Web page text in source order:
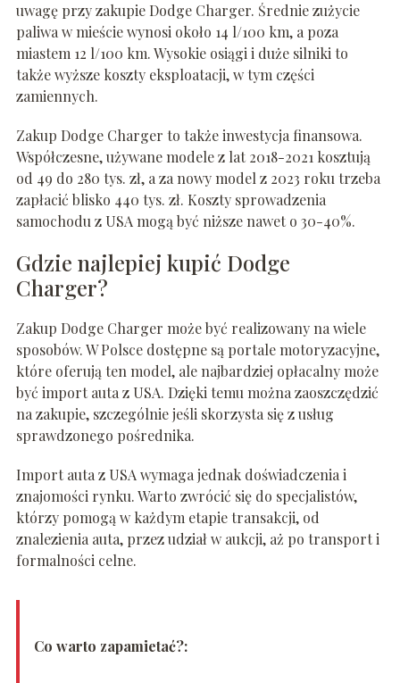
uwagę przy zakupie Dodge Charger. Średnie zużycie
paliwa w mieście wynosi około 14 l/100 km, a poza
miastem 12 l/100 km. Wysokie osiągi i duże silniki to
także wyższe koszty eksploatacji, w tym części
zamiennych.
Zakup Dodge Charger to także inwestycja finansowa.
Współczesne, używane modele z lat 2018-2021 kosztują
od 49 do 280 tys. zł, a za nowy model z 2023 roku trzeba
zapłacić blisko 440 tys. zł. Koszty sprowadzenia
samochodu z USA mogą być niższe nawet o 30-40%.
Gdzie najlepiej kupić Dodge
Charger?
Zakup Dodge Charger może być realizowany na wiele
sposobów. W Polsce dostępne są portale motoryzacyjne,
które oferują ten model, ale najbardziej opłacalny może
być import auta z USA. Dzięki temu można zaoszczędzić
na zakupie, szczególnie jeśli skorzysta się z usług
sprawdzonego pośrednika.
Import auta z USA wymaga jednak doświadczenia i
znajomości rynku. Warto zwrócić się do specjalistów,
którzy pomogą w każdym etapie transakcji, od
znalezienia auta, przez udział w aukcji, aż po transport i
formalności celne.
Co warto zapamietać?: